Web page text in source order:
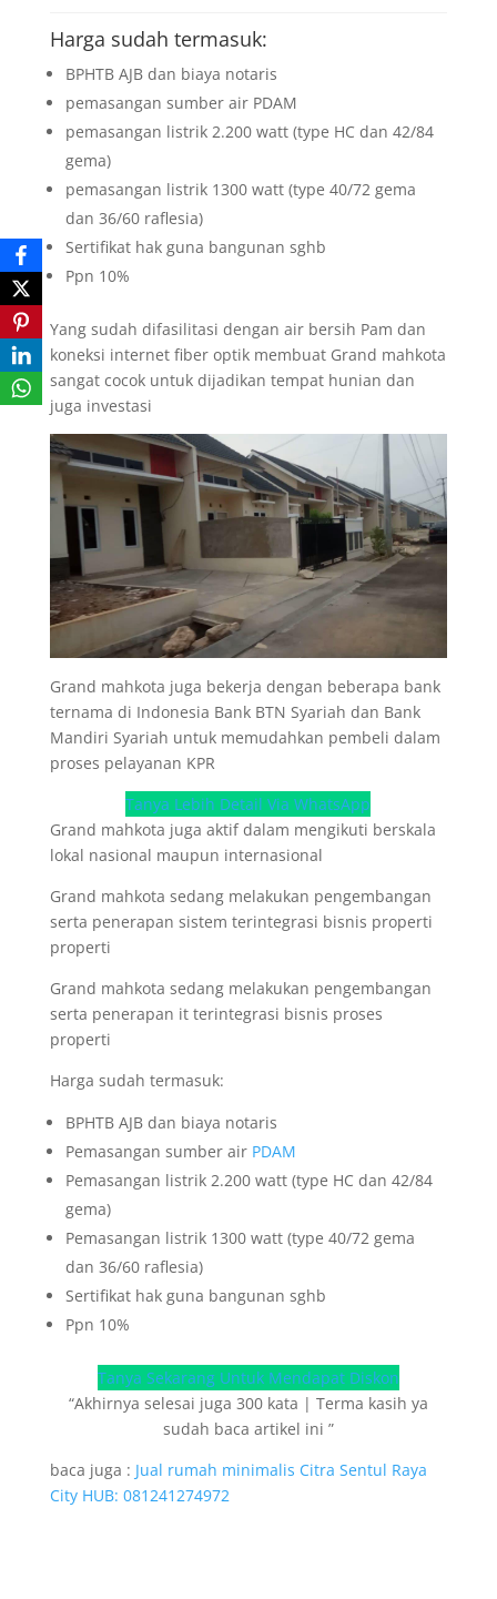
Harga sudah termasuk:
BPHTB AJB dan biaya notaris
pemasangan sumber air PDAM
pemasangan listrik 2.200 watt (type HC dan 42/84
gema)
pemasangan listrik 1300 watt (type 40/72 gema
dan 36/60 raflesia)
Sertifikat hak guna bangunan sghb
Ppn 10%
Yang sudah difasilitasi dengan air bersih Pam dan
koneksi internet fiber optik membuat Grand mahkota
sangat cocok untuk dijadikan tempat hunian dan
juga investasi
Grand mahkota juga bekerja dengan beberapa bank
ternama di Indonesia Bank BTN Syariah dan Bank
Mandiri Syariah untuk memudahkan pembeli dalam
proses pelayanan KPR
Tanya Lebih Detail Via WhatsApp
Grand mahkota juga aktif dalam mengikuti berskala
lokal nasional maupun internasional
Grand mahkota sedang melakukan pengembangan
serta penerapan sistem terintegrasi bisnis properti
properti
Grand mahkota sedang melakukan pengembangan
serta penerapan it terintegrasi bisnis proses
properti
Harga sudah termasuk:
BPHTB AJB dan biaya notaris
Pemasangan sumber air PDAM
Pemasangan listrik 2.200 watt (type HC dan 42/84
gema)
Pemasangan listrik 1300 watt (type 40/72 gema
dan 36/60 raflesia)
Sertifikat hak guna bangunan sghb
Ppn 10%
Tanya Sekarang Untuk Mendapat Diskon
“Akhirnya selesai juga 300 kata | Terma kasih ya
sudah baca artikel ini ”
baca juga : Jual rumah minimalis Citra Sentul Raya
City HUB: 081241274972